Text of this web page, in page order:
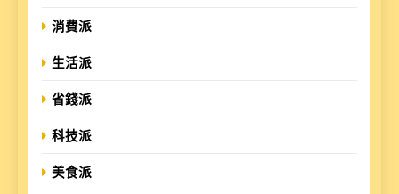
消費派
生活派
省錢派
科技派
美食派